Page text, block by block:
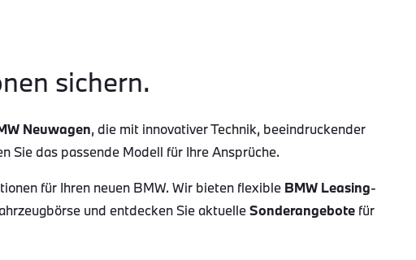
sichern.
Neuwagen, die mit innovativer Technik, beeindruckender
Sie das passende Modell für Ihre Ansprüche.
für Ihren neuen BMW. Wir bieten flexible BMW Leasing-
und entdecken Sie aktuelleSonderangebote für